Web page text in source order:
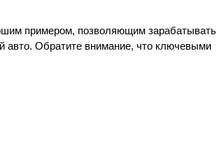
примером, позволяющим зарабатывать
авто. Обратите внимание, что ключевыми